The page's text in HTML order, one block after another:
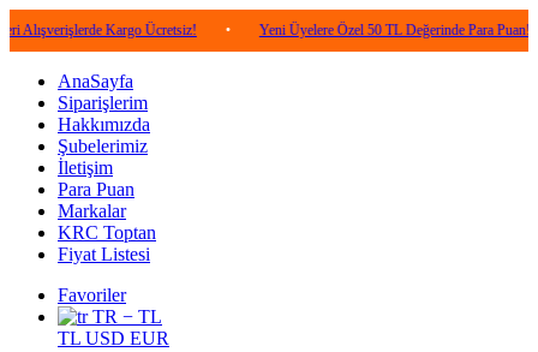
Kargo Ücretsiz! • Yeni Üyelere Özel 50 TL Değerinde Para Puan! •
AnaSayfa
Siparişlerim
Hakkımızda
Şubelerimiz
İletişim
Para Puan
Markalar
KRC Toptan
Fiyat Listesi
Favoriler
TR − TL
TL USD EUR